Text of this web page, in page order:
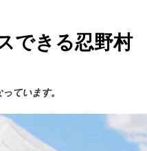
できる忍野村
ています。